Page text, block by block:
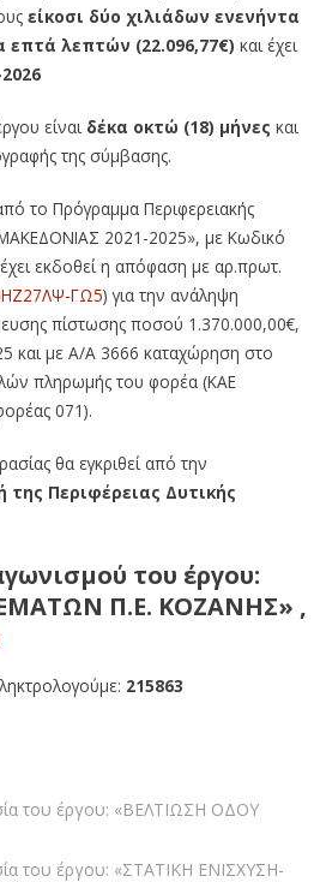
είκοσι δύο χιλιάδων ενενήντα
επτά λεπτών (22.096,77€) και έχει
είναι δέκα οκτώ (18) μήνες και
της σύμβασης.
το Πρόγραμμα Περιφερειακής
2021-2025», με Κωδικό
εκδοθεί η απόφαση με αρ.πρωτ.
ΓΩ5) για την ανάληψη
πίστωσης ποσού 1.370.000,00€,
και με Α/Α 3666 καταχώρηση στο
πληρωμής του φορέα (ΚΑΕ
071).
θα εγκριθεί από την
της Περιφέρειας Δυτικής
του έργου:
Π.Ε. ΚΟΖΑΝΗΣ» ,
215863
του έργου: «ΒΕΛΤΙΩΣΗ ΟΔΟΥ
του έργου: «ΣΤΑΤΙΚΗ ΕΝΙΣΧΥΣΗ-